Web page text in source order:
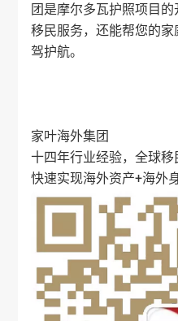
团是摩尔多瓦护照项目
移民服务，还能帮您的
驾护航。
家叶海外集团
十四年行业经验，全球移
快速实现海外资产+海外